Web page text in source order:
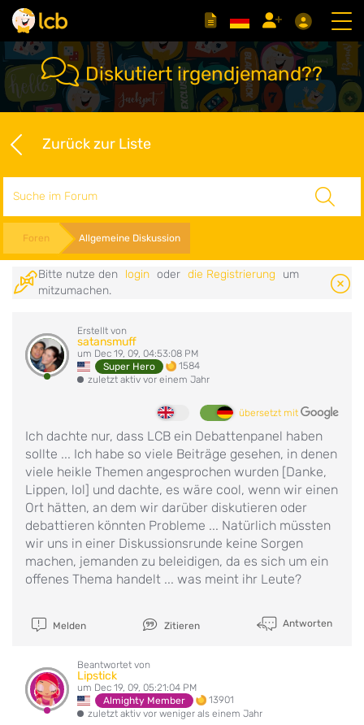
Diskutiert irgendjemand??
Zurück zur Liste
Foren Allgemeine Diskussion
Bitte nutze den login oder die Registrierung
um
mitzumachen.
Erstellt von
satansmuff
um Dec 19, 09, 04:53:08 PM
Super Hero
1584
zuletzt aktiv vor einem Jahr
übersetzt mit
Ich dachte nur, dass LCB ein Debattenpanel haben
sollte ... Ich habe so viele Beiträge gesehen, in denen
viele heikle Themen angesprochen wurden [Danke,
Lippen, lol] und dachte, es wäre cool, wenn wir einen
Ort hätten, an dem wir darüber diskutieren oder
debattieren könnten Probleme ... Natürlich müssten
wir uns in einer Diskussionsrunde keine Sorgen
machen, jemanden zu beleidigen, da es sich um ein
offenes Thema handelt ... was meint ihr Leute?
Melden Zitieren Antworten
Beantwortet von
Lipstick
um Dec 19, 09, 05:21:04 PM
Almighty Member
13901
zuletzt aktiv vor weniger als einem Jahr